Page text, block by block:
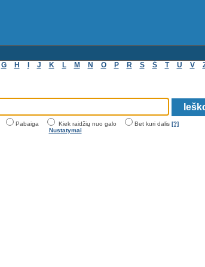
G H J K L M N O P R S Š T U V
Pabaiga Kiek raidžių nuo galo Bet kuri dalis [?]
Nustatymai